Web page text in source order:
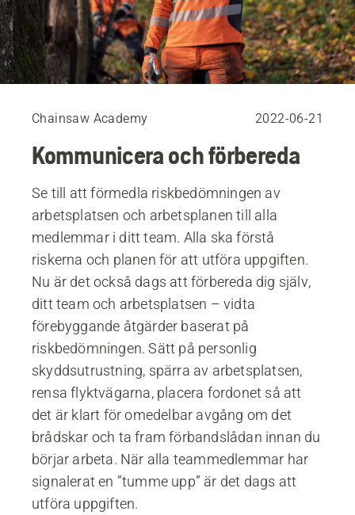
Chainsaw Academy 2022-06-21
Kommunicera och förbereda
Se till att förmedla riskbedömningen av
arbetsplatsen och arbetsplanen till alla
medlemmar i ditt team. Alla ska förstå
riskerna och planen för att utföra uppgiften.
Nu är det också dags att förbereda dig själv,
ditt team och arbetsplatsen – vidta
förebyggande åtgärder baserat på
riskbedömningen. Sätt på personlig
skyddsutrustning, spärra av arbetsplatsen,
rensa flyktvägarna, placera fordonet så att
det är klart för omedelbar avgång om det
brådskar och ta fram förbandslådan innan du
börjar arbeta. När alla teammedlemmar har
signalerat en ”tumme upp” är det dags att
utföra uppgiften.